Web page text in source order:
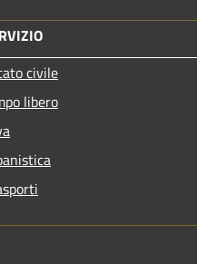
civile
libero